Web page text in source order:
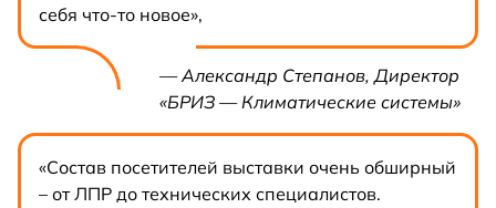
себя что-то новое»,
— Александр Степанов, Директор
«БРИЗ — Климатические системы»
«Состав посетителей выставки очень обширный
– от ЛПР до технических специалистов.